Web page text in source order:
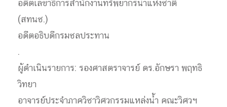
อดีตเลขาธิการสำนักงานทรัพยากรน้ำแห่งชาติ
(สทนช.)
อดีตอธิบดีกรมชลประทาน
.
ผู้ดำเนินรายการ: รองศาสตราจารย์ ดร.อักษรา พฤทธิ
วิทยา
อาจารย์ประจำภาควิชาวิศวกรรมแหล่งน้ำ คณะวิศวฯ